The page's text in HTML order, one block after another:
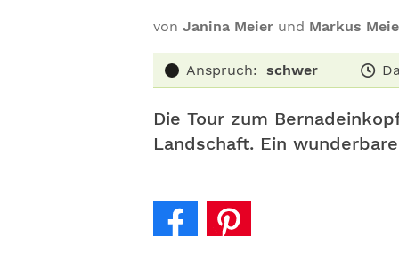
von Janina Meier und Markus
Anspruch: schwer
Die Tour zum
Landschaft. Ein